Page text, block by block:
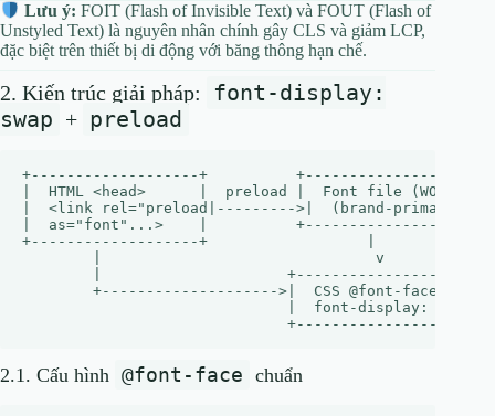
Lưu ý: FOIT (Flash of Invisible Text) và FOUT (Flash of
Unstyled Text) là nguyên nhân chính gây CLS và giảm LCP,
đặc biệt trên thiết bị di động với băng thông hạn chế.
2. Kiến trúc giải pháp:
font-display:
swap + preload
+-------------------+          +-------------------+
|  HTML <head>      |  preload |  Font file (WOFF2)|
|  <link rel="preload|--------->|  (brand‑primary) |
|  as="font"...>    |          +-------------------+
+-------------------+                  |
        |                               v
        |                     +-------------------+
        +-------------------->|  CSS @font-face   |
                              |  font-display: swap|
2.1. Cấu hình @font-face chuẩn